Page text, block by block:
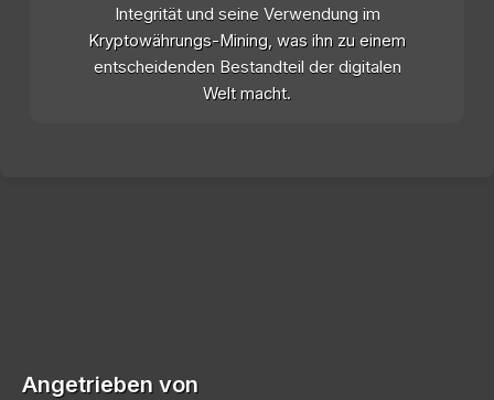
Integrität und seine Verwendung im
Kryptowährungs-Mining, was ihn zu einem
entscheidenden Bestandteil der digitalen
Welt macht.
Angetrieben von